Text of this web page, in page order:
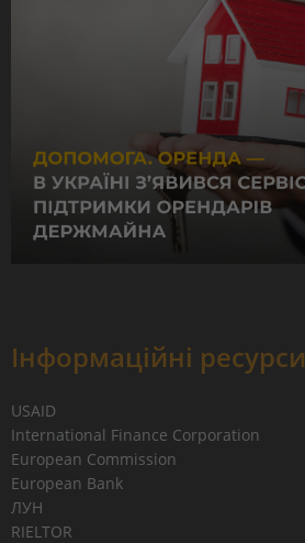
Інформаційні ресурси
USAID
International Finance Corporation
European Commission
European Bank
ЛУН
RIELTOR